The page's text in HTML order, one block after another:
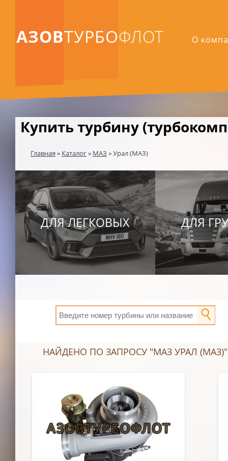
АЗОВТУРБОФЛОТ О
Купить турбину
Главная » Каталог» МАЗ »Урал (МАЗ)
ДЛЯ ЛЕГКОВЫХ ДЛЯ
НАЙДЕНО ПО ЗАПРОСУ "МАЗ УРАЛ